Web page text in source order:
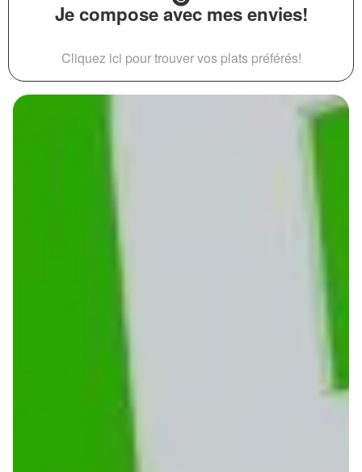
Je compose avec mes envies!
Cliquez ici pour trouver vos plats préférés!